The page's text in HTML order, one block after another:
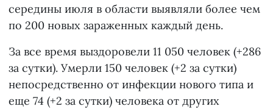
середины июля в области выявляли более чем
по 200 новых зараженных каждый день.
За все время выздоровели 11 050 человек (+286
за сутки). Умерли 150 человек (+2 за сутки)
непосредственно от инфекции нового типа и
еще 74 (+2 за сутки) человека от других